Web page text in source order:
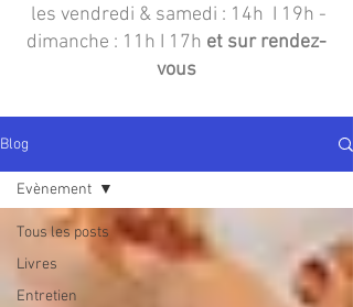
les vendredi & samedi : 14h I 19h -
dimanche : 11h I 17h et sur rendez-
vous
Blog
Tous les posts
Livres
Entretien
Evènement